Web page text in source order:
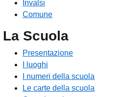
Invalsi
Comune
La Scuola
Presentazione
I luoghi
I numeri della scuola
Le carte della scuola